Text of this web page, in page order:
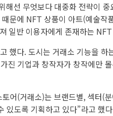
선 무엇보다 대중화 전략이
문에 NFT 상품이 아트(예술
일반 이용자에게 존재하는
다. 도시는 거래소 기능을
진 기업과 창작자가 창작에만
어(거래소)는 브랜드별, 섹터
있도록 기획하고 있다”라고 했